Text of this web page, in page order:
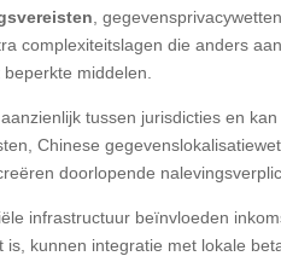
,
complexiteitslagen die anders
middelen.
tussen jurisdicties en
Chinese
doorlopende
infrastructuur beïnvloeden
kunnen integratie met lokale